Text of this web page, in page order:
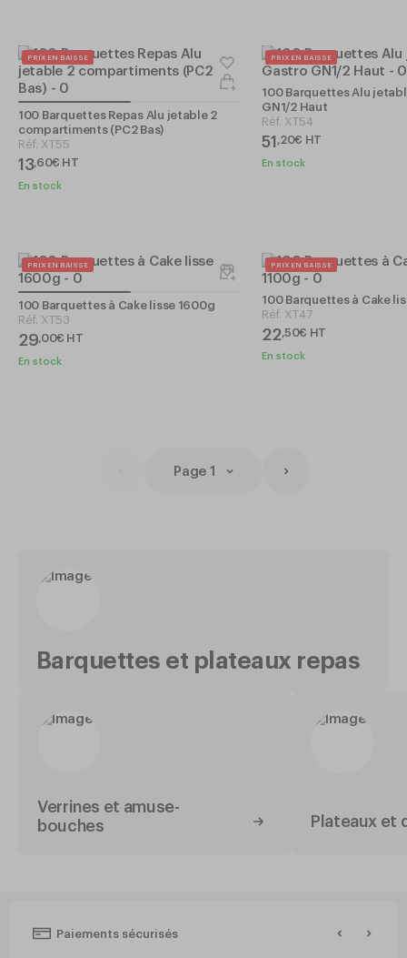
PRIX EN BAISSE
100 Barquettes Repas Alu jetable 2
compartiments (PC2 Bas)
Réf. XT55
13,60€ HT
En stock
PRIX EN BAISSE
100 Barquettes Alu
GN1/2 Haut
Réf. XT54
51 ,20€ HT
En stock
PRIX EN BAISSE
100 Barquettes à Cake lisse 1600g
Réf. XT53
29,00€ HT
En stock
PRIX EN BAISSE
100 Barquettes à Cake
Réf. XT47
22,50€ HT
En stock
Page 1
Barquettes et plateaux repas
Verrines et amuse-
bouches
Plateaux et
Paiements sécurisés